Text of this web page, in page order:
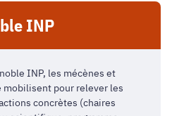
INP
INP, les mécènes et
pour relever les
concrètes (chaires